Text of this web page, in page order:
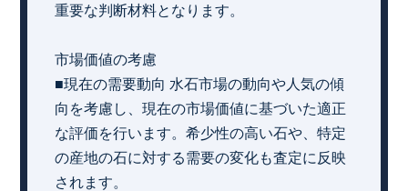
重要な判断材料となります。
市場価値の考慮
■現在の需要動向 水石市場の動向や人気の傾
向を考慮し、現在の市場価値に基づいた適正
な評価を行います。希少性の高い石や、特定
の産地の石に対する需要の変化も査定に反映
されます。